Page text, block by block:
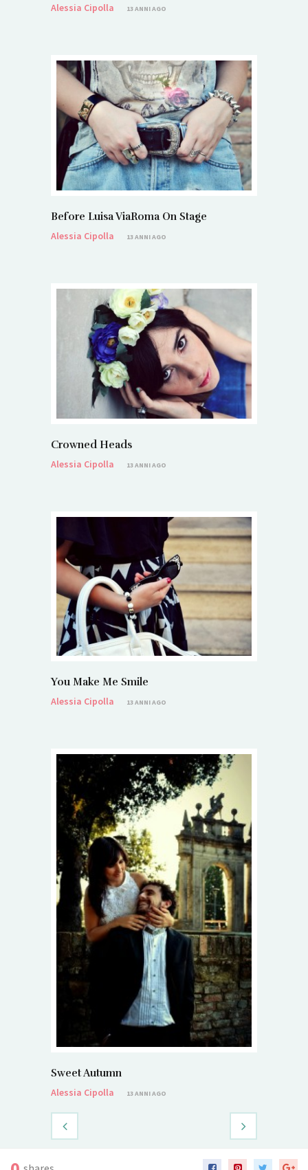
Alessia Cipolla
13 ANNI AGO
Before Luisa ViaRoma On Stage
Alessia Cipolla
13 ANNI AGO
Crowned Heads
Alessia Cipolla
13 ANNI AGO
You Make Me Smile
Alessia Cipolla
13 ANNI AGO
Sweet Autumn
Alessia Cipolla
13 ANNI AGO